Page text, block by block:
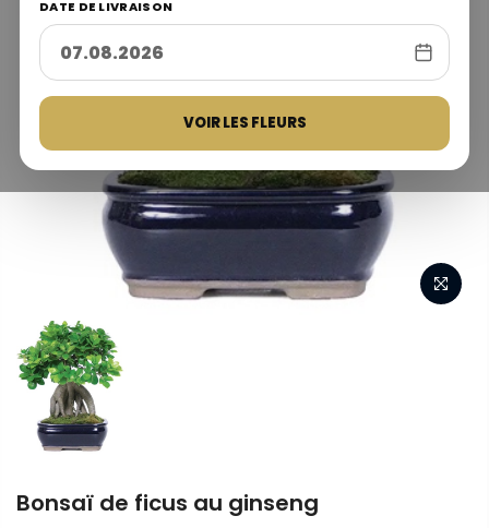
DATE DE LIVRAISON
VOIR LES FLEURS
Bonsaï de ficus au ginseng